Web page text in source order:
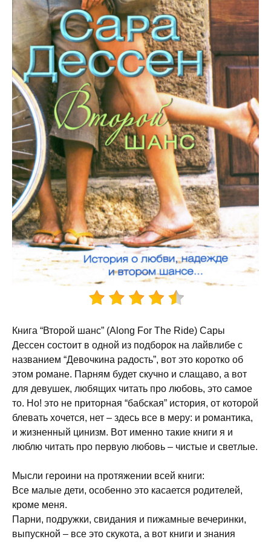
Книга “Второй шанс” (Along For The Ride) Сары
Дессен состоит в одной из подборок на лайвлибе с
названием “Девочкина радость”, вот это коротко об
этом романе. Парням будет скучно и слащаво, а вот
для девушек, любящих читать про любовь, это самое
то. Но! это не приторная “бабская” история, от которой
блевать хочется, нет – здесь все в меру: и романтика,
и жизненный цинизм. Вот именно такие книги я и
люблю читать про первую любовь – чистые и светлые.
Мысли героини на протяжении всей книги:
Все малые дети, особенно это касается родителей,
кроме меня.
Парни, подружки, свидания и пижамные вечеринки,
выпускной – все это скукота, а вот книги и знания